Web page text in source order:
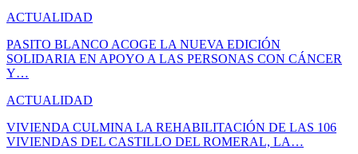
ACTUALIDAD
PASITO BLANCO ACOGE LA NUEVA EDICIÓN
SOLIDARIA EN APOYO A LAS PERSONAS CON CÁNCER
Y…
ACTUALIDAD
VIVIENDA CULMINA LA REHABILITACIÓN DE LAS 106
VIVIENDAS DEL CASTILLO DEL ROMERAL, LA…